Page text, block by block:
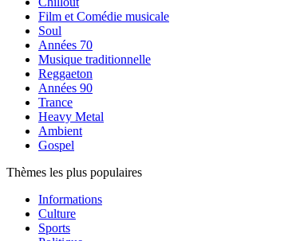
Film et Comédie musicale
Soul
Années 70
Musique traditionnelle
Reggaeton
Années 90
Trance
Heavy Metal
Ambient
Gospel
Thèmes les plus populaires
Informations
Culture
Sports